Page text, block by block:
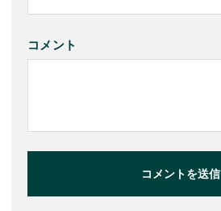
コメント
コメントを送信